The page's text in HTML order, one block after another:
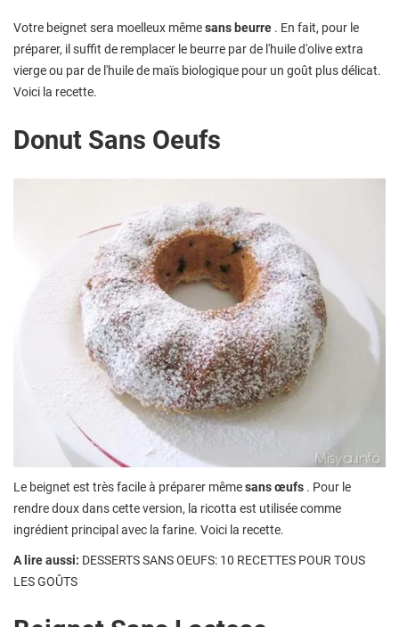
Votre beignet sera moelleux mêmesans beurre . En fait, pour le
préparer, il suffit de remplacer le beurre par de l'huile d'olive extra
vierge ou par de l'huile de maïs biologique pour un goût plus délicat.
Voici la recette.
Donut Sans Oeufs
Le beignet est très facile à préparer mêmesans œufs . Pour le
rendre doux dans cette version, la ricotta est utilisée comme
ingrédient principal avec la farine. Voici la recette.
A lire aussi: DESSERTS SANS OEUFS: 10 RECETTES POUR TOUS
LES GOÛTS